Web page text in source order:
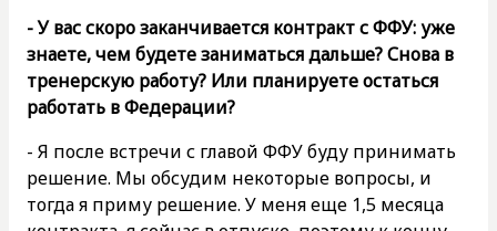
- У вас скоро заканчивается контракт с ФФУ: уже
знаете, чем будете заниматься дальше? Снова в
тренерскую работу? Или планируете остаться
работать в Федерации?
- Я после встречи с главой ФФУ буду принимать
решение. Мы обсудим некоторые вопросы, и
тогда я приму решение. У меня еще 1,5 месяца